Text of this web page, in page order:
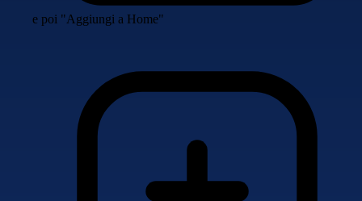
e poi "Aggiungi a Home"